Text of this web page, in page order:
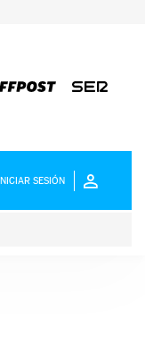
INICIAR SESIÓN